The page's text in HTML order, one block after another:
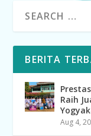
BERITA
Raih
Aug 4,